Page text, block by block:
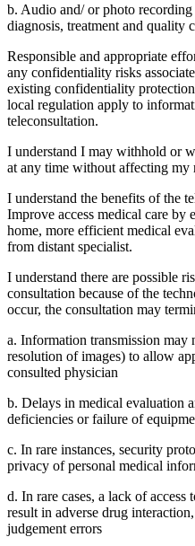
b. Audio and/ or photo
diagnosis, treatment and quality
Responsible and appropriate
any confidentiality risks
existing confidentiality
local regulation apply to
teleconsultation.
I understand I may withhold or
at any time without affecting my
I understand the benefits of the
Improve access medical care by
home, more efficient medical
from distant specialist.
I understand there are possible
consultation because of the
occur, the consultation may
a. Information transmission may
resolution of images) to allow
consulted physician
b. Delays in medical evaluation
deficiencies or failure of
c. In rare instances, security
privacy of personal medical
d. In rare cases, a lack of access
result in adverse drug
judgement errors